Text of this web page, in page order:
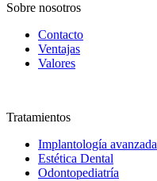
Sobre nosotros
Contacto
Ventajas
Valores
Tratamientos
Implantología avanzada
Estética Dental
Odontopediatría